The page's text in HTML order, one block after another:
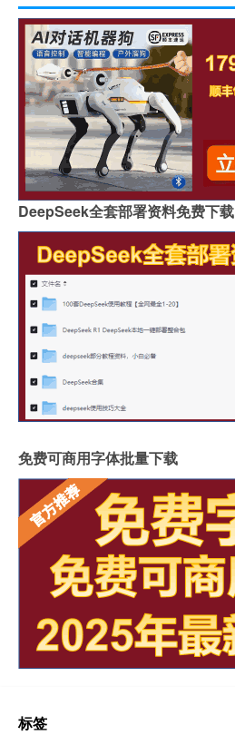
DeepSeek全套部署资料免费下载
免费可商用字体批量下载
标签